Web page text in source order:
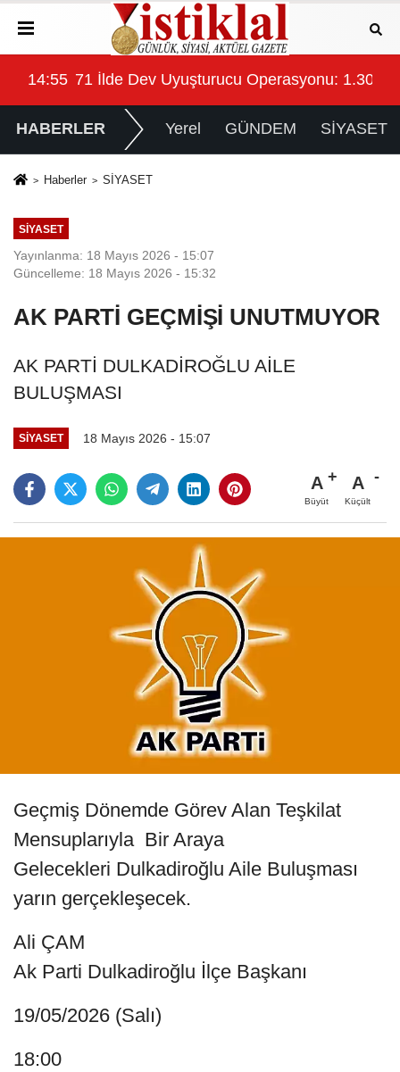
Çatısı Altında Mücadele Edecek
14:55 71 İlde Dev Uyuşturucu Operasyonu: 1.302
HABERLER Yerel GÜNDEM SİYASET
Haberler SİYASET
SİYASET
Yayınlanma: 18 Mayıs 2026 - 15:07
Güncelleme: 18 Mayıs 2026 - 15:32
AK PARTİ GEÇMİŞİ UNUTMUYOR
AK PARTİ DULKADİROĞLU AİLE
BULUŞMASI
SİYASET 18 Mayıs 2026 - 15:07
A
Büyüt
A
Küçült
Geçmiş Dönemde Görev Alan Teşkilat
Mensuplarıyla Bir Araya
Gelecekleri Dulkadiroğlu Aile Buluşması
yarın gerçekleşecek.
Ali ÇAM
Ak Parti Dulkadiroğlu İlçe Başkanı
19/05/2026 (Salı)
18:00